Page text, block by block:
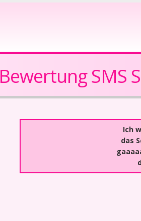
Bewertung SMS
Ich
das